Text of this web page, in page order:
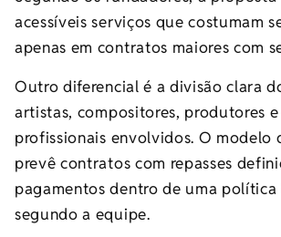
acessíveis serviços que costumam
apenas em contratos maiores com
Outro diferencial é a divisão clara
artistas, compositores, produtores
profissionais envolvidos. O modelo
prevê contratos com repasses
pagamentos dentro de uma política
segundo a equipe.